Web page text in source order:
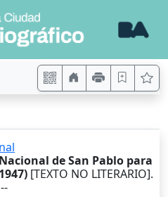
de San Pablo para
[TEXTO NO LITERARIO].